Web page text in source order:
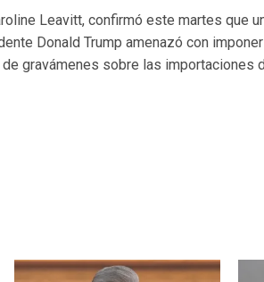
Leavitt, confirmó este martes que
Donald Trump amenazó con
gravámenes sobre las importaciones